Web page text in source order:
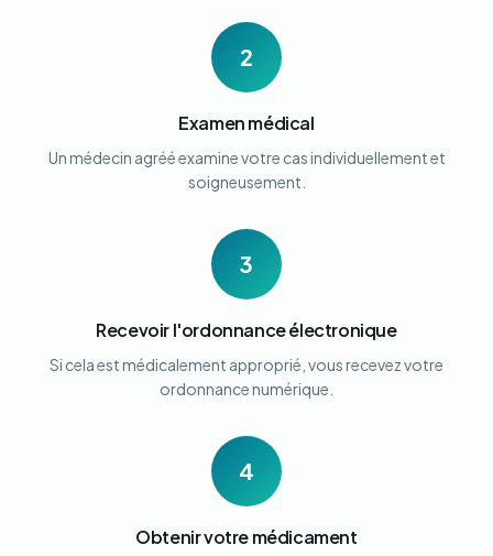
2
Examen médical
Un médecin agréé examine votre cas individuellement et
soigneusement.
3
Recevoir l'ordonnance électronique
Si cela est médicalement approprié, vous recevez votre
ordonnance numérique.
4
Obtenir votre médicament